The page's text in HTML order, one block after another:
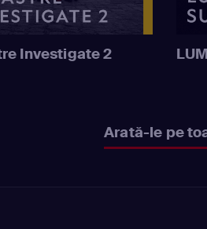
Investigate 2
Arată-le pe